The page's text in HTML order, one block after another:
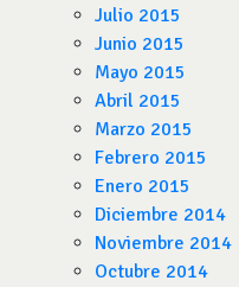
Julio 2015
Junio 2015
Mayo 2015
Abril 2015
Marzo 2015
Febrero 2015
Enero 2015
Diciembre 2014
Noviembre 2014
Octubre 2014